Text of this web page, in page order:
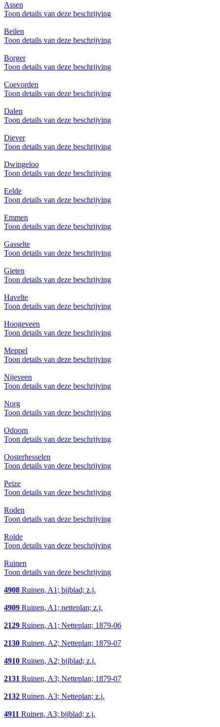
Assen
Toon details van deze beschrijving
Beilen
Toon details van deze beschrijving
Borger
Toon details van deze beschrijving
Coevorden
Toon details van deze beschrijving
Dalen
Toon details van deze beschrijving
Diever
Toon details van deze beschrijving
Dwingeloo
Toon details van deze beschrijving
Eelde
Toon details van deze beschrijving
Emmen
Toon details van deze beschrijving
Gasselte
Toon details van deze beschrijving
Gieten
Toon details van deze beschrijving
Havelte
Toon details van deze beschrijving
Hoogeveen
Toon details van deze beschrijving
Meppel
Toon details van deze beschrijving
Nijeveen
Toon details van deze beschrijving
Norg
Toon details van deze beschrijving
Odoorn
Toon details van deze beschrijving
Oosterhesselen
Toon details van deze beschrijving
Peize
Toon details van deze beschrijving
Roden
Toon details van deze beschrijving
Rolde
Toon details van deze beschrijving
Ruinen
Toon details van deze beschrijving
4908 Ruinen, A1; bijblad; z.j.
4909 Ruinen, A1; netteplan; z.j.
2129 Ruinen, A1; Netteplan; 1879-06
2130 Ruinen, A2; Netteplan; 1879-07
4910 Ruinen, A2; bijblad; z.j.
2131 Ruinen, A3; Netteplan; 1879-07
2132 Ruinen, A3; Netteplan; z.j.
4911 Ruinen, A3; bijblad; z.j.